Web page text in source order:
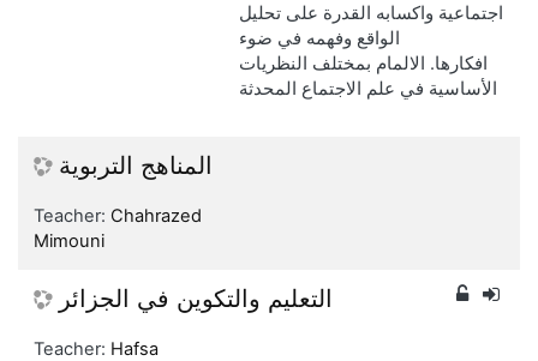
اجتماعية واكسابه القدرة على تحليل
الواقع وفهمه في ضوء
افكارها. الالمام بمختلف النظريات
الأساسية في علم الاجتماع المحدثة
المناهج التربوية
Teacher: Chahrazed
Mimouni
التعليم والتكوين في الجزائر
Teacher: Hafsa